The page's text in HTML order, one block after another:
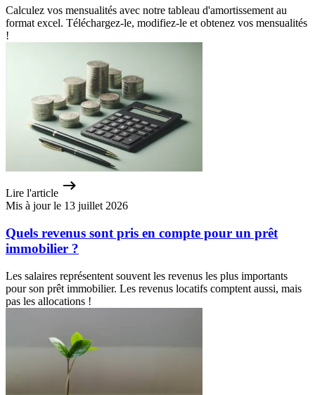
Calculez vos mensualités avec notre tableau d'amortissement au
format excel. Téléchargez-le, modifiez-le et obtenez vos mensualités
!
Lire l'article
Mis à jour le 13 juillet 2026
Quels revenus sont pris en compte pour un prêt
immobilier ?
Les salaires représentent souvent les revenus les plus importants
pour son prêt immobilier. Les revenus locatifs comptent aussi, mais
pas les allocations !